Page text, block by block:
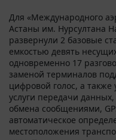
Для «Международного
Астаны им. Нурсултана
развернули 2 базовые
емкостью девять
одновременно 17
заменой терминалов
цифровой голос, а также
услуги передачи
обмена сообщениями,
автоматическое
местоположения